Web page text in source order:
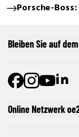
Porsche-
Online Netzwerk
Bleiben Sie auf